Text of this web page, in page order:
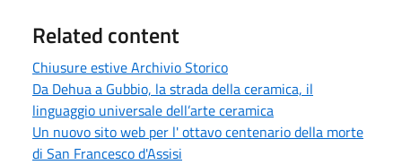
Related content
Chiusure estive Archivio Storico
Da Dehua a Gubbio, la strada della ceramica, il
linguaggio universale dell’arte ceramica
Un nuovo sito web per l' ottavo centenario della morte
di San Francesco d'Assisi